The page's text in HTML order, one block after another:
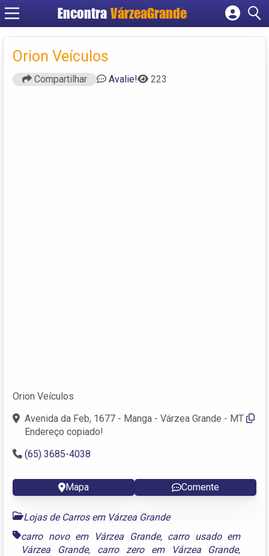
Encontra VárzeaGrande
Cadastrar empresa
Orion Veículos
Compartilhar Avalie! 223
Orion Veículos
Avenida da Feb, 1677 - Manga - Várzea Grande - MT
Endereço copiado!
(65) 3685-4038
Mapa Comente
Lojas de Carros em Várzea Grande
carro novo em Várzea Grande, carro usado em
Várzea Grande, carro zero em Várzea Grande,